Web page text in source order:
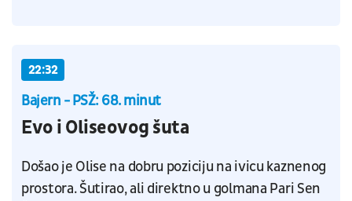
22:32
Bajern - PSŽ: 68. minut
Evo i Oliseovog šuta
Došao je Olise na dobru poziciju na ivicu kaznenog
prostora. Šutirao, ali direktno u golmana Pari Sen